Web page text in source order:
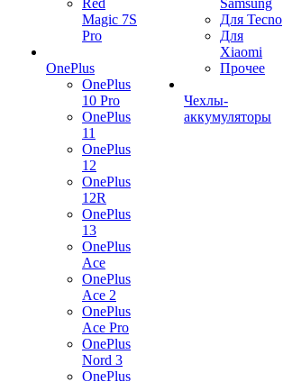
Red
Magic 7S
Pro
OnePlus
OnePlus
10 Pro
OnePlus
11
OnePlus
12
OnePlus
12R
OnePlus
13
OnePlus
Ace
OnePlus
Ace 2
OnePlus
Ace Pro
OnePlus
Nord 3
OnePlus
Samsung
Для Tecno
Для
Xiaomi
Прочее
Чехлы-
аккумуляторы